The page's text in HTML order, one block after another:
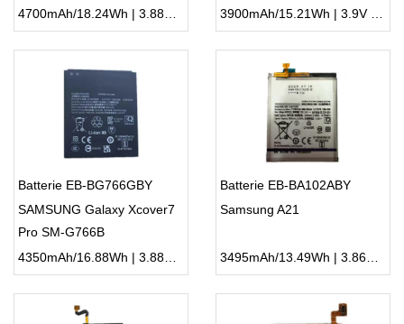
4700mAh/18.24Wh | 3.88V | Li-ion ...
3900mAh/15.21Wh | 3.9V | Li-ion ...
Batterie EB-BG766GBY
SAMSUNG Galaxy Xcover7
Pro SM-G766B
4350mAh/16.88Wh | 3.88V | Li-ion ...
Batterie EB-BA102ABY
Samsung A21
3495mAh/13.49Wh | 3.86V | Li-ion ...